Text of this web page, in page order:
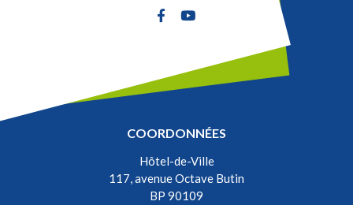
Lien vers le compte Facebook
Lien vers la chaîne Youtube
COORDONNÉES
Hôtel-de-Ville
117, avenue Octave Butin
BP 90109